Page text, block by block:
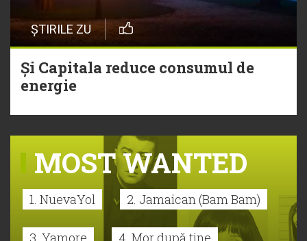
ȘTIRILE ZU
Și Capitala reduce consumul de
energie
MOST WANTED
1. NuevaYol 2. Jamaican (Bam Bam)
3. Yamore 4. Mor după tine